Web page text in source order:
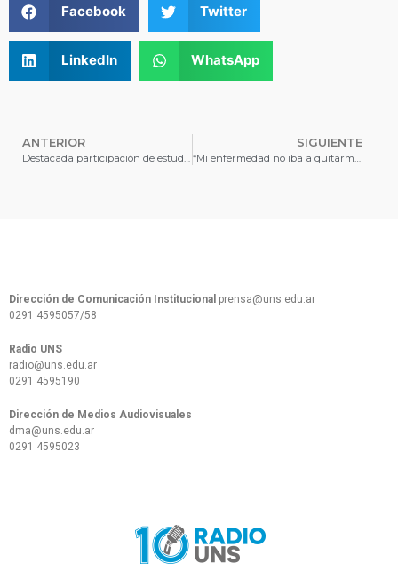
Facebook Twitter
LinkedIn WhatsApp
ANTERIOR SIGUIENTE
Dirección de Comunicación Institucional prensa@uns.edu.ar
0291 4595057/58
Radio UNS
radio@uns.edu.ar
0291 4595190
Dirección de Medios Audiovisuales
dma@uns.edu.ar
0291 4595023